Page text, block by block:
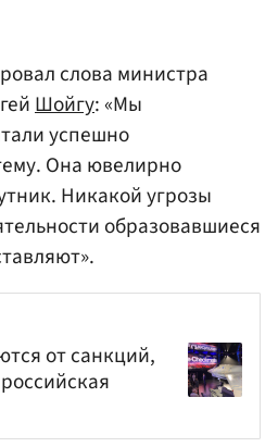
слова министра
Шойгу: «Мы
успешно
Она ювелирно
Никакой угрозы
образовавшиеся
от санкций,